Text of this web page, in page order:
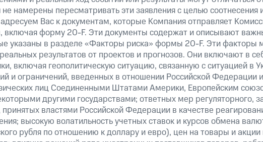
намерены пересматривать эти заявления с целью соотнесения
Вас к документам, которые Компания отправляет
включая форму 20-F. Эти документы содержат и описывают
указаны в разделе «Факторы риска» формы 20-F. Эти факторы
результатов от проектов и прогнозов. Они включают в
включая геополитическую ситуацию, связанную с ситуацией в
и ограничений, введенных в отношении Российской Федерации
лиц Соединенными Штатами Америки, Европейским
другими государствами; ответных мер регуляторного,
принятых властями Российской Федерации в качестве
высокую волатильность учетных ставок и курсов обмена
рубля по отношению к доллару и евро), цен на товары и акции